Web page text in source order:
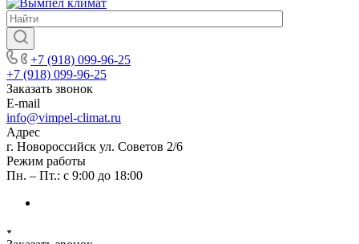
+7 (918) 099-96-25
+7 (918) 099-96-25
Заказать звонок
E-mail
info@vimpel-climat.ru
Адрес
г. Новороссийск ул. Советов 2/6
Режим работы
Пн. – Пт.: с 9:00 до 18:00